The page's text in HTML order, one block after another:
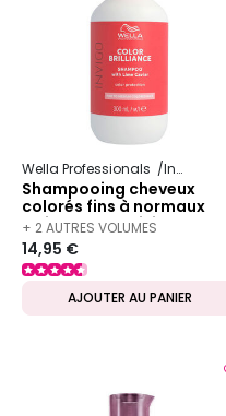
Wella Professionals Invigo
Shampooing cheveux
colorés fins à normaux
Invigo Color Brilliance
300ml
+ 2 AUTRES VOLUMES
DISPONIBLES
14,95 €
AJOUTER AU PANIER